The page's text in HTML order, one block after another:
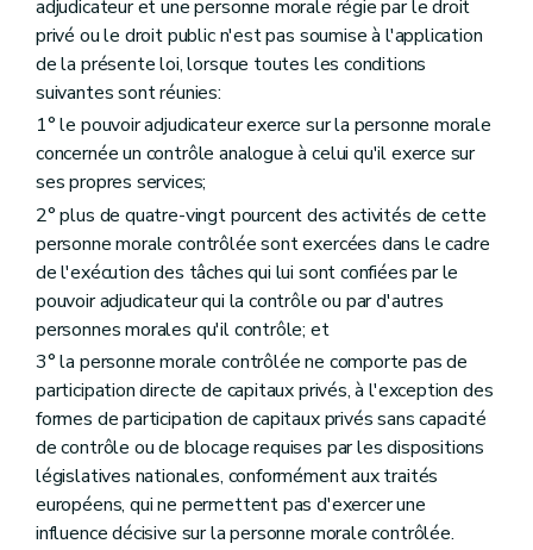
adjudicateur et une personne morale régie par le droit
privé ou le droit public n'est pas soumise à l'application
de la présente loi, lorsque toutes les conditions
suivantes sont réunies:
1° le pouvoir adjudicateur exerce sur la personne morale
concernée un contrôle analogue à celui qu'il exerce sur
ses propres services;
2° plus de quatre-vingt pourcent des activités de cette
personne morale contrôlée sont exercées dans le cadre
de l'exécution des tâches qui lui sont confiées par le
pouvoir adjudicateur qui la contrôle ou par d'autres
personnes morales qu'il contrôle; et
3° la personne morale contrôlée ne comporte pas de
participation directe de capitaux privés, à l'exception des
formes de participation de capitaux privés sans capacité
de contrôle ou de blocage requises par les dispositions
législatives nationales, conformément aux traités
européens, qui ne permettent pas d'exercer une
influence décisive sur la personne morale contrôlée.